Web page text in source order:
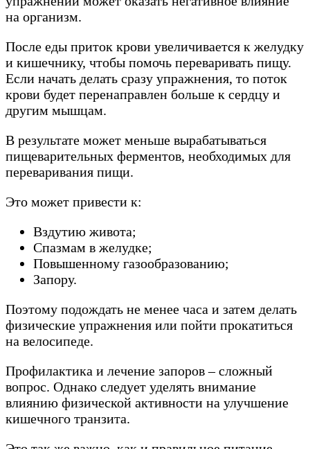
на организм.
После еды приток крови увеличивается к желудку
и кишечнику, чтобы помочь переваривать пищу.
Если начать делать сразу упражнения, то поток
крови будет перенаправлен больше к сердцу и
другим мышцам.
В результате может меньше вырабатываться
пищеварительных ферментов, необходимых для
переваривания пищи.
Это может привести к:
Вздутию живота;
Спазмам в желудке;
Повышенному газообразованию;
Запору.
Поэтому подождать не менее часа и затем делать
физические упражнения или пойти прокатиться
на велосипеде.
Профилактика и лечение запоров – сложный
вопрос. Однако следует уделять внимание
влиянию физической активности на улучшение
кишечного транзита.